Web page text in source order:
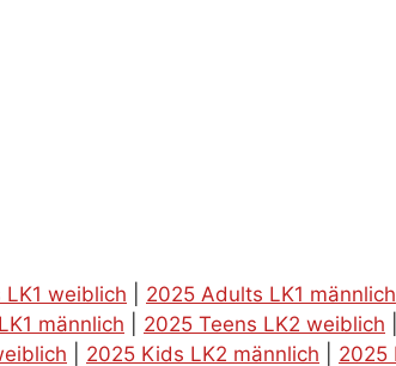
weiblich 2025 Adults LK1 männlich
männlich 2025 Teens LK2 weiblich
2025 Kids LK2 männlich 2025